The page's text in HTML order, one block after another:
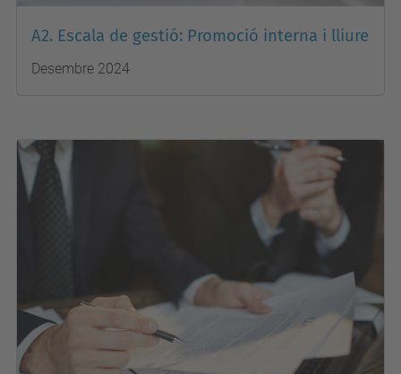
A2. Escala de gestió: Promoció interna i lliure
Desembre 2024